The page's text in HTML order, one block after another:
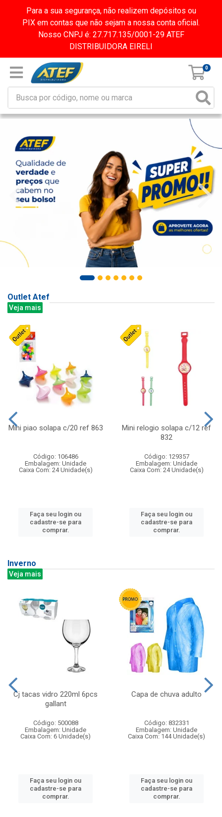
Para a sua segurança, não realizem depósitos ou
PIX em contas que não sejam a nossa conta oficial.
Nosso CNPJ é: 27.717.135/0001-29 ATEF
DISTRIBUIDORA EIRELI
0
Outlet Atef
Veja mais
Mini piao solapa c/20 ref 863
Código: 106486
Embalagem: Unidade
Caixa Com: 24 Unidade(s)
Faça seu login ou
cadastre-se para
comprar.
Mini relogio solapa c/12 ref
832
Código: 129357
Embalagem: Unidade
Caixa Com: 24 Unidade(s)
Faça seu login ou
cadastre-se para
comprar.
Inverno
Veja mais
Cj tacas vidro 220ml 6pcs
gallant
Código: 500088
Embalagem: Unidade
Caixa Com: 6 Unidade(s)
Faça seu login ou
cadastre-se para
comprar.
Capa de chuva adulto
Código: 832331
Embalagem: Unidade
Caixa Com: 144 Unidade(s)
Faça seu login ou
cadastre-se para
comprar.